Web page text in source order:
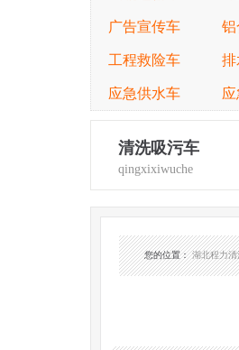
广告宣传车 铝
工程救险车 排
应急供水车
清洗吸污车
qingxixiwuche
您的位置：湖北程力